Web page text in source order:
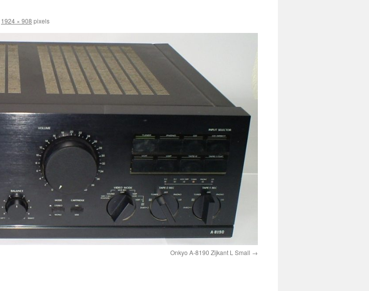
1924 × 908 pixels
Onkyo A-8190 Zijkant L Small